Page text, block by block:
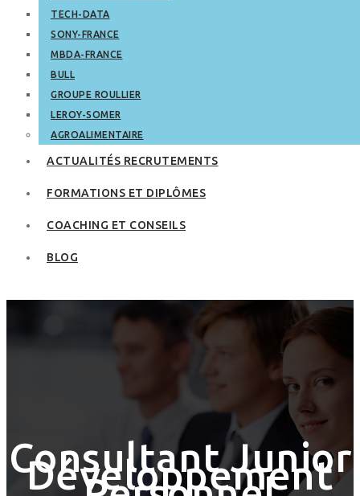
TECH-DATA
SONY-FRANCE
MBDA-FRANCE
BULL
GROUPE ROULLIER
LEROY-SOMER
AGROALIMENTAIRE
ACTUALITÉS RECRUTEMENTS
FORMATIONS ET DIPLÔMES
COACHING ET CONSEILS
BLOG
Consultant Junior
Développement